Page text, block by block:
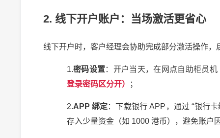
2. 线下开户账户：当场激活更省心
线下开户时，客户经理会协助完成部分激活操作，
1.密码设置：开户当天，在网点自助柜员机
登录密码区分开）
；
2.APP 绑定：下载银行 APP ，通过 “银行卡
存入少量资金（如 1000 港币），避免账户